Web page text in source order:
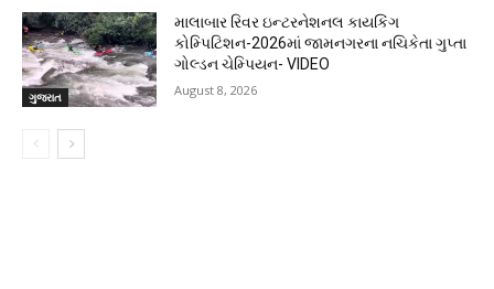
ગુજરાત
માલાબાર રિવર ઇન્ટરનેશનલ કાયકિંગ
કોમ્પિટિશન-2026માં જામનગરના નચિકેતા ગુપ્તા
ગોલ્ડન ચેમ્પિયન- VIDEO
August 8, 2026